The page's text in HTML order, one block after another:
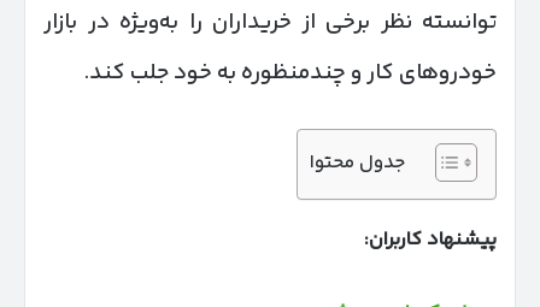
توانسته نظر برخی از خریداران را به‌ویژه در بازار
خودروهای کار و چندمنظوره به خود جلب کند.
جدول محتوا
پیشنهاد کاربران: